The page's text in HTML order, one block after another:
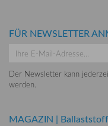
FÜR NEWSLETTER
Der Newsletter kann
werden.
MAGAZIN |